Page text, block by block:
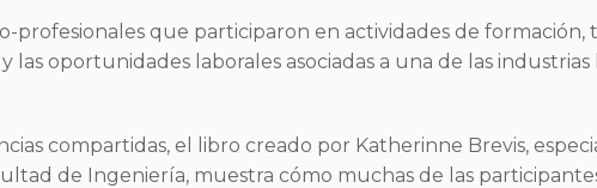
profesionales que participaron en actividades de
oportunidades laborales asociadas a una de las industrias
compartidas, el libro creado por Katherinne Brevis,
de Ingeniería, muestra cómo muchas de las